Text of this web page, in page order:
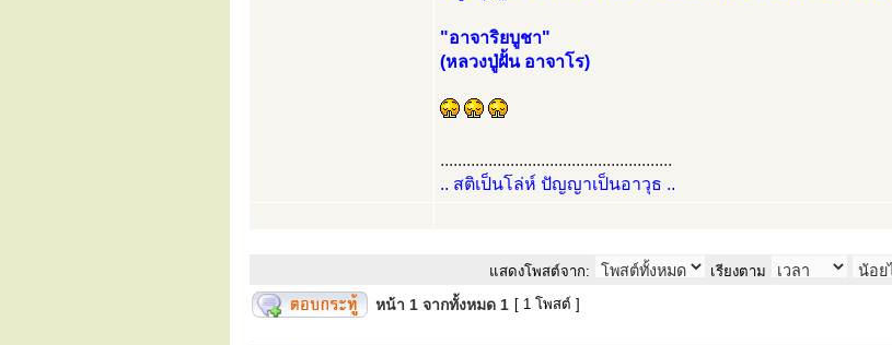
"อาจาริยบูชา"
(หลวงปู่ฝั้น อาจาโร)
.....................................................
.. สติเป็นโล่ห์ ปัญญาเป็นอาวุธ ..
แสดงโพสต์จาก: เรียงตาม
หน้า 1 จากทั้งหมด 1 [ 1 โพสต์ ]